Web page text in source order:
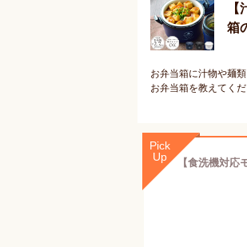
箱
お弁当箱に汁物や麺
お弁当箱を教えてく
Pick
Up